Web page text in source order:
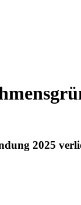
2025